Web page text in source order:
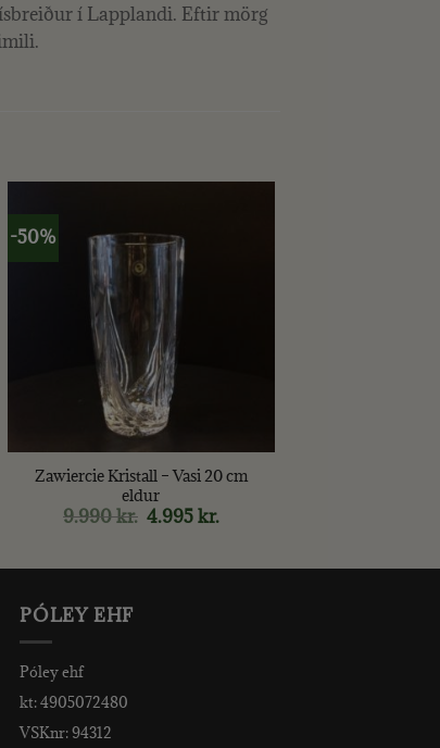
í Lapplandi. Eftir mörg
-50%
Zawiercie Kristall – Vasi 20 cm
eldur
9.990kr. Original
price
4.995kr.Current
price
PÓLEY EHF
Póley ehf
kt: 4905072480
VSKnr: 94312